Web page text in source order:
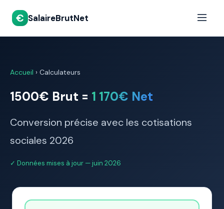
€ SalaireBrutNet
Accueil › Calculateurs
1500€ Brut = 1 170€ Net
Conversion précise avec les cotisations
sociales 2026
✓ Données mises à jour — juin 2026